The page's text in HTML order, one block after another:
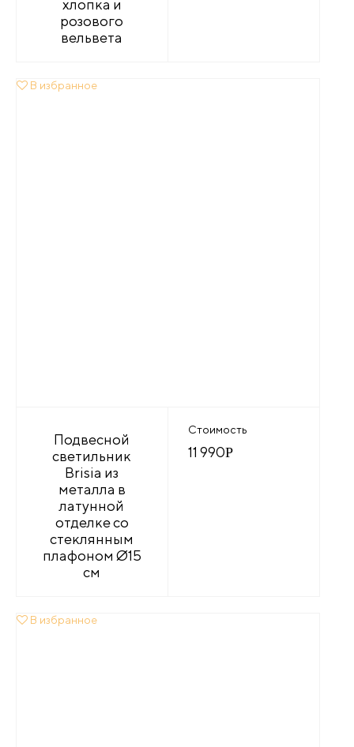
хлопка и
розового
вельвета
В избранное
Подвесной
светильник
Brisia из
металла в
латунной
отделке со
стеклянным
плафоном Ø15
см
Стоимость
11 990Р
В избранное